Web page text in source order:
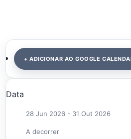
+ ADICIONAR AO GOOGLE
Data
28 Jun 2026 - 31 Out 2026
A decorrer